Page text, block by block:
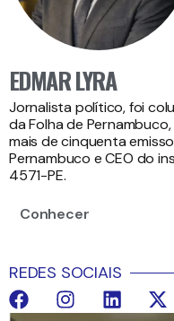
EDMAR LYRA
Jornalista político, foi
da Folha de
mais de cinquenta
Pernambuco e CEO do
4571-PE.
Conhecer
REDES SOCIAIS